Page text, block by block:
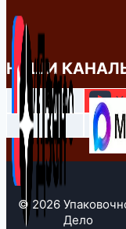
НАШИ
© 2026
Дело